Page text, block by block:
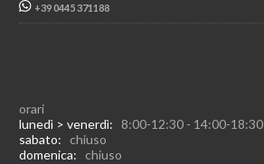
+39 0445 371188
orari
lunedì > venerdì: 8:00-12:30 - 14:00-18:30
sabato: chiuso
domenica: chiuso